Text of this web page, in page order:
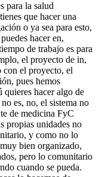
para la salud
que hacer una
o ya sea para esto,
hacer en,
de trabajo es para
el proyecto de in,
el proyecto, el
pues hemos
hacer algo de
es, no, el sistema no
de medicina FyC
propias unidades no
y como no lo
bien organizado,
pero lo comunitario
cuando se pueda.